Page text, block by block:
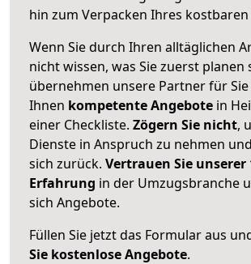
hin zum Verpacken Ihres kostbaren
Wenn Sie durch Ihren alltäglichen
nicht wissen, was Sie zuerst planen
übernehmen unsere Partner für
Ihnen kompetente Angebote in
einer Checkliste. Zögern Sie nicht,
Dienste in Anspruch zu nehmen
sich zurück. Vertrauen Sie unserer
Erfahrung in der Umzugsbranche
sich Angebote.
Füllen Sie jetzt das Formular aus
Sie kostenlose Angebote.